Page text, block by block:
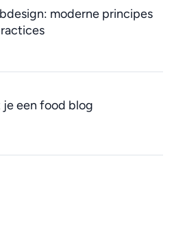
moderne principes
je een food blog